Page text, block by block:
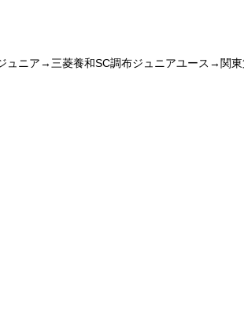
ュニア→三菱養和SC調布ジュニアユース→